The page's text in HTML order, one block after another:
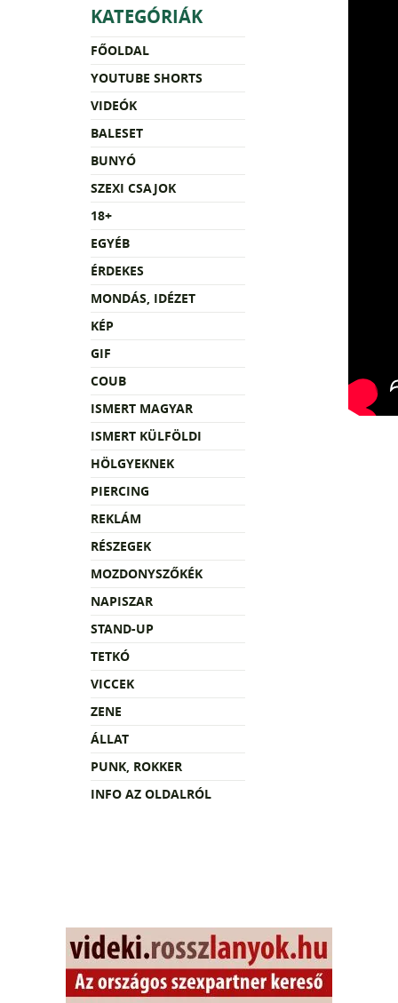
KATEGÓRIÁK
FŐOLDAL
YOUTUBE SHORTS
VIDEÓK
BALESET
BUNYÓ
SZEXI CSAJOK
18+
EGYÉB
ÉRDEKES
MONDÁS, IDÉZET
KÉP
GIF
COUB
ISMERT MAGYAR
ISMERT KÜLFÖLDI
HÖLGYEKNEK
PIERCING
REKLÁM
RÉSZEGEK
MOZDONYSZŐKÉK
NAPISZAR
STAND-UP
TETKÓ
VICCEK
ZENE
ÁLLAT
PUNK, ROKKER
INFO AZ OLDALRÓL